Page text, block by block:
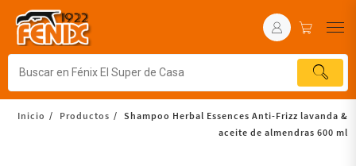
Inicio Productos
Shampoo Herbal Essences Anti-Frizz lavanda &
aceite de almendras 600 ml